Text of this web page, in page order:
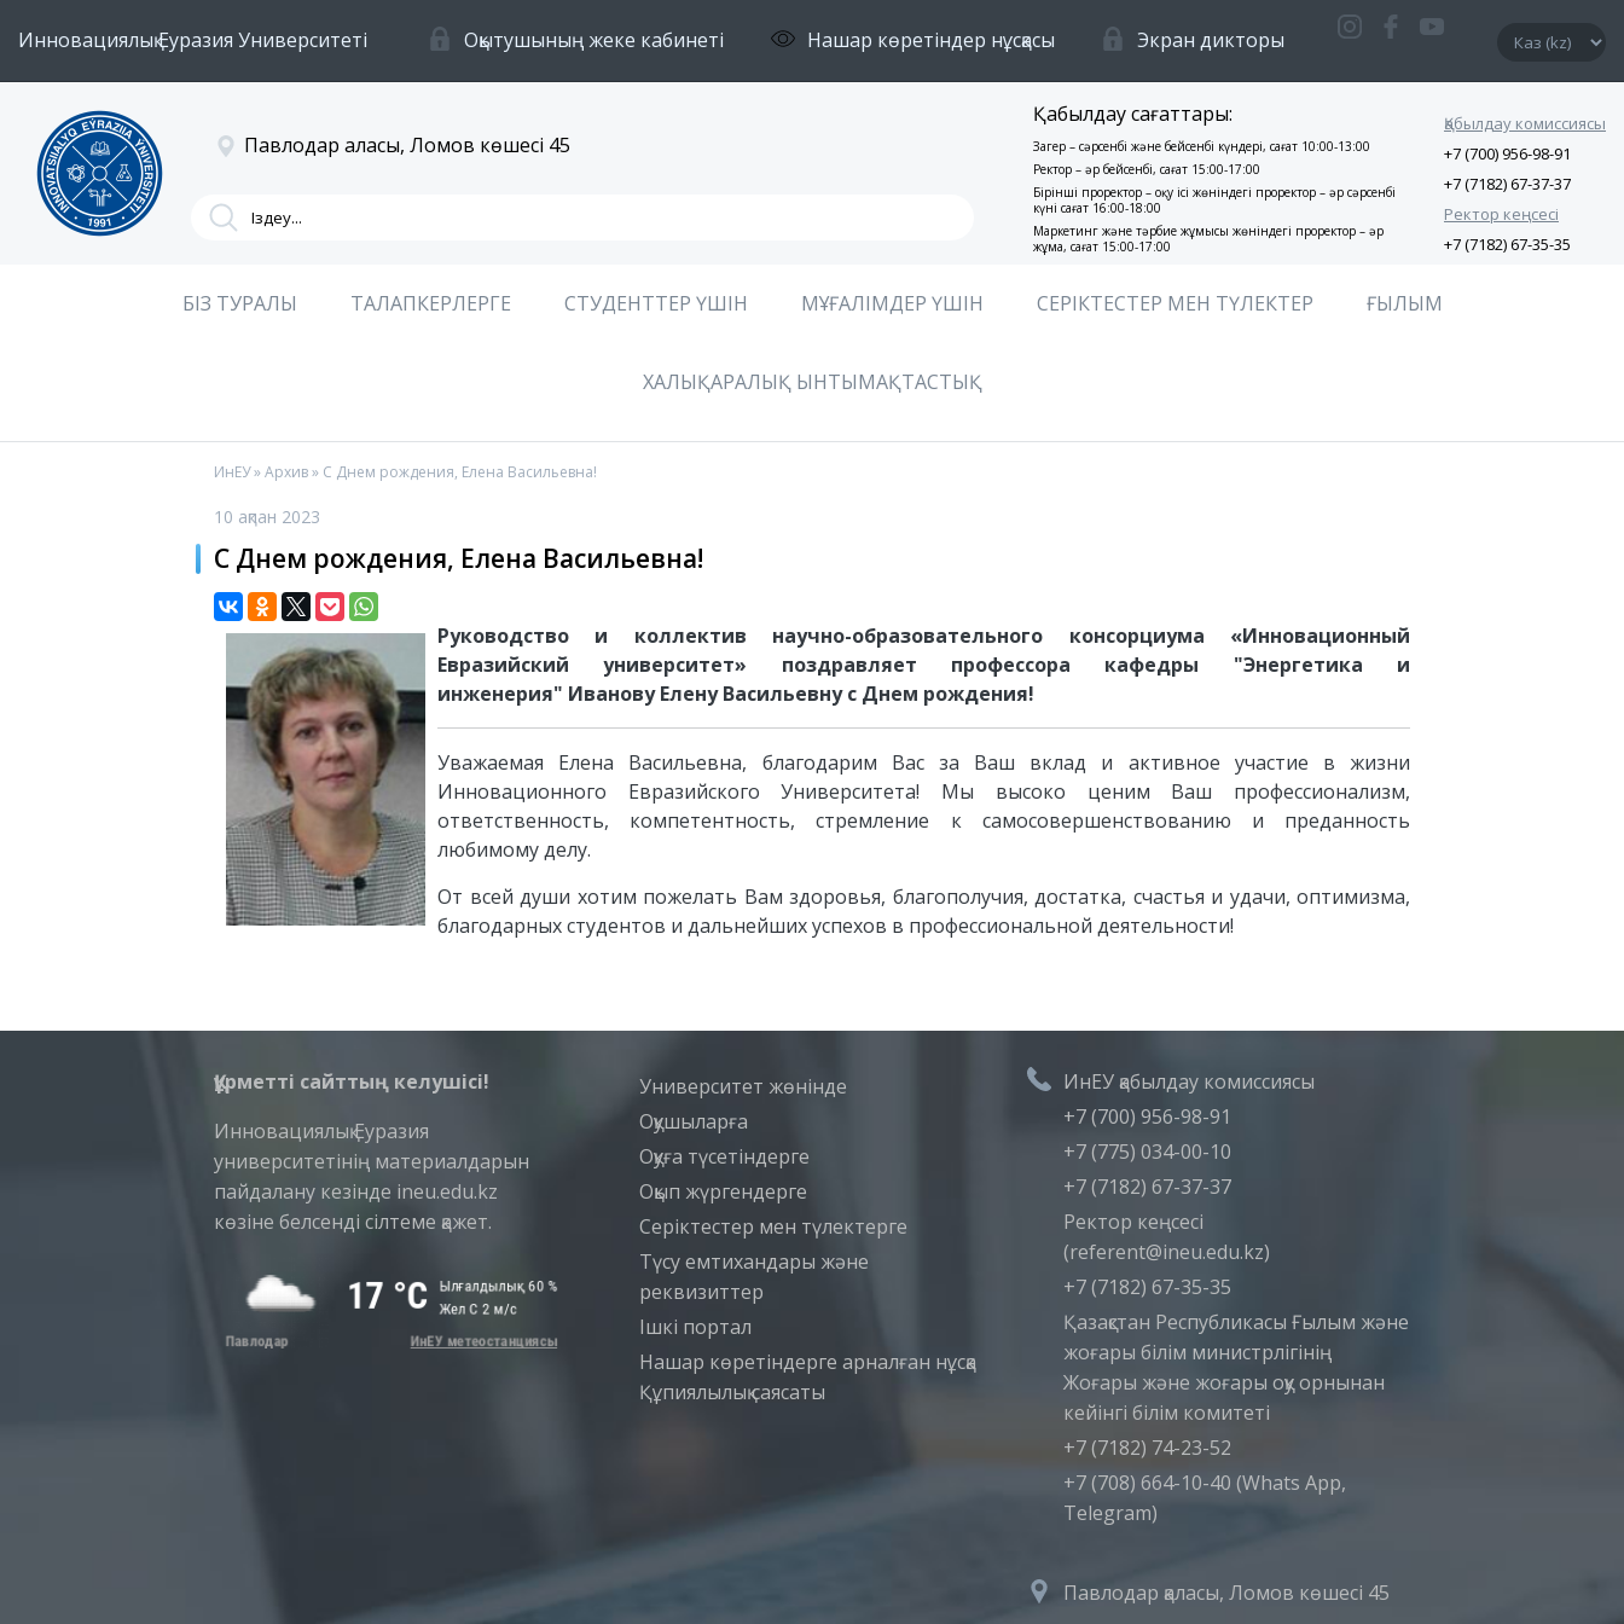
Инновациялық Еуразия Университеті Оқытушының жеке кабинеті Нашар көретіндер нұсқасы Экран дикторы
Павлодар қаласы, Ломов көшесі 45
Қабылдау сағаттары:
Заңгер – сәрсенбі және бейсенбі күндері, сағат 10:00-13:00
Ректор – әр бейсенбі, сағат 15:00-17:00
Бірінші проректор – оқу ісі жөніндегі проректор – әр сәрсенбі
күні сағат 16:00-18:00
Маркетинг және тәрбие жұмысы жөніндегі проректор – әр
жұма, сағат 15:00-17:00
Қабылдау комиссиясы
+7 (700) 956-98-91
+7 (7182) 67-37-37
Ректор кеңсесі
+7 (7182) 67-35-35
БІЗ ТУРАЛЫ ТАЛАПКЕРЛЕРГЕ СТУДЕНТТЕР ҮШІН МҰҒАЛІМДЕР ҮШІН СЕРІКТЕСТЕР МЕН ТҮЛЕКТЕР ҒЫЛЫМ
ХАЛЫҚАРАЛЫҚ ЫНТЫМАҚТАСТЫҚ
ИнЕУ»Архив» С Днем рождения, Елена Васильевна!
10 ақпан 2023
С Днем рождения, Елена Васильевна!
Руководство и коллектив научно-образовательного консорциума «Инновационный
Евразийский университет» поздравляет профессора кафедры "Энергетика и
инженерия" Иванову Елену Васильевнус Днем рождения!
Уважаемая Елена Васильевна, благодарим Вас за Ваш вклад и активное участие в жизни
Инновационного Евразийского Университета! Мы высоко ценим Ваш профессионализм,
ответственность, компетентность,стремление к самосовершенствованию и преданность
любимому делу.
От всей души хотим пожелать Вам здоровья, благополучия, достатка, счастья и удачи, оптимизма,
благодарных студентов и дальнейших успехов в профессиональной деятельности!
Құрметті сайттың келушісі!
Инновациялық Еуразия
университетінің материалдарын
пайдалану кезінде ineu.edu.kz
көзіне белсенді сілтеме қажет.
Университет жөнінде
Оқушыларға
Оқуға түсетіндерге
Оқып жүргендерге
Серіктестер мен түлектерге
Түсу емтихандары және
реквизиттер
Iшкi портал
Нашар көретіндерге арналған нұсқа
Құпиялылық саясаты
ИнЕУ қабылдау комиссиясы
+7 (700) 956-98-91
+7 (775) 034-00-10
+7 (7182) 67-37-37
Ректор кеңсесі
(referent@ineu.edu.kz)
+7 (7182) 67-35-35
Қазақстан Республикасы Ғылым және
жоғары білім министрлігінің
Жоғары және жоғары оқу орнынан
кейінгі білім комитеті
+7 (7182) 74-23-52
+7 (708) 664-10-40 (Whats App,
Telegram)
Павлодар қаласы, Ломов көшесі 45